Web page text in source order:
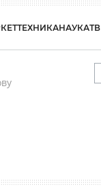
ТЕХНИКАНАУКАТВ